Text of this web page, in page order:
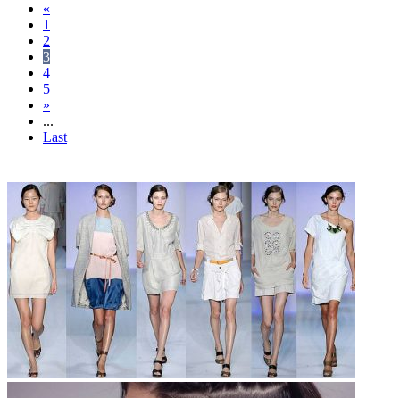
«
1
2
3
4
5
»
...
Last